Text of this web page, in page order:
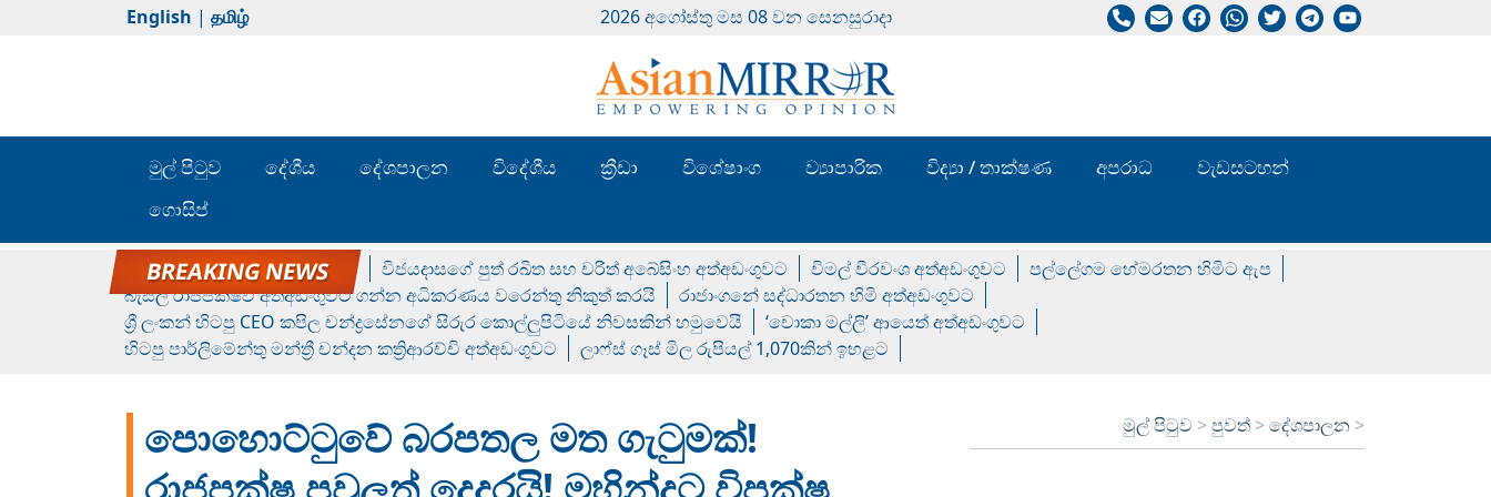
English | தமிழ் 2026 අගෝස්‍තු මස 08 වන සෙනසුරාදා
මුල් පිටුව දේශීය දේශපාලන විදේශීය ක්‍රීඩා විශේෂාංග ව්‍යාපාරික විද්‍යා / තාක්ෂණ අපරාධ
වැඩසටහන්
ගොසිප්
රන් ගෙනා රුමේෂ්ගේ හෙල්ලය විජයදාසගේ පුත් රඛිත සහ චරිත් අබේසිංහ අත්අඩංගුවට විමල් වීරවංශ අත්අඩංගුවට
පල්ලේගම හේමරතන හිමිට ඇප
බැසිල් රාජපක්ෂව අත්අඩංගුවට ගන්න අධිකරණය වරෙන්තු නිකුත් කරයි
රාජාංගනේ සද්ධාරතන හිමි අත්අඩංගුවට
ශ්‍රී ලංකන් හිටපු CEO කපිල චන්ද්‍රසේනගේ සිරුර කොල්ලුපිටියේ නිවසකින් හමුවෙයි
‘චොකා මල්ලි’ ආයෙත් අත්අඩංගුවට
හිටපු පාර්ලිමේන්තු මන්ත්‍රී චන්දන කත්‍රිආරච්චි අත්අඩංගුවට
ලාෆ්ස් ගෑස් මිල රුපියල් 1,070කින් ඉහළට
පොහොට්ටුවේ බරපතල මත ගැටුමක්!
මුල් පිටුව >පුවත් >දේශපාලන >